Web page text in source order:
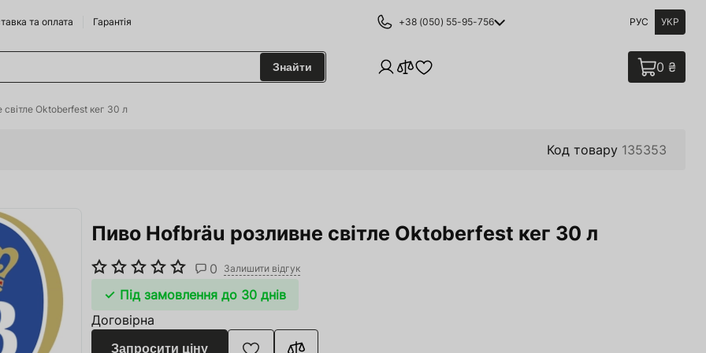
та оплата Гарантія +38 (050) 55-95-756 РУС УКР
Сидрариї
Горки
та аксесуари
Знайти 0 ₴
Oktoberfest кег 30 л
Код товару 135353
Пиво Hofbräu розливне світле Oktoberfest кег 30 л
0 Залишити відгук
Під замовлення до 30 днів
Договірна
Запросити ціну